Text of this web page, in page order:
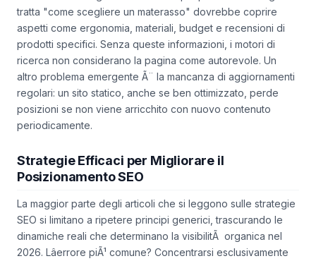
tratta "come scegliere un materasso" dovrebbe coprire
aspetti come ergonomia, materiali, budget e recensioni di
prodotti specifici. Senza queste informazioni, i motori di
ricerca non considerano la pagina come autorevole. Un
altro problema emergente Ã¨ la mancanza di aggiornamenti
regolari: un sito statico, anche se ben ottimizzato, perde
posizioni se non viene arricchito con nuovo contenuto
periodicamente.
Strategie Efficaci per Migliorare il
Posizionamento SEO
La maggior parte degli articoli che si leggono sulle strategie
SEO si limitano a ripetere principi generici, trascurando le
dinamiche reali che determinano la visibilitÃ organica nel
2026. Lâerrore piÃ¹ comune? Concentrarsi esclusivamente